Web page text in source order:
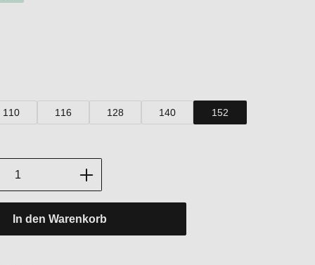
110 116 128 140 152
Gib den gewünschten Wert ein
In den Warenkorb